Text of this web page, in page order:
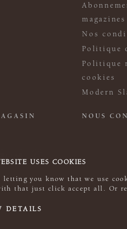
USES COOKIES
you know that we use
that just click accept all. Or
DETAILS
magazines
Nos
Politique
Politique
cookies
Modern
NOUS